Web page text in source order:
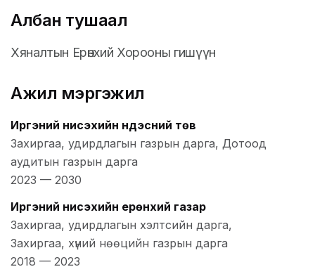
Албан тушаал
Хяналтын Ерөнхий Хорооны гишүүн
Ажил мэргэжил
Иргэний нисэхийн Үндэсний төв
Захиргаа, удирдлагын газрын дарга, Дотоод
аудитын газрын дарга
2023 — 2030
Иргэний нисэхийн ерөнхий газар
Захиргаа, удирдлагын хэлтсийн дарга,
Захиргаа, хүний нөөцийн газрын дарга
2018 — 2023